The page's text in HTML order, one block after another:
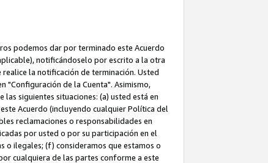
podemos dar por terminado este Acuerdo
notificándoselo por escrito a la otra
la notificación de terminación. Usted
"Configuración de la Cuenta". Asimismo,
siguientes situaciones: (a) usted está en
Acuerdo (incluyendo cualquier Política del
reclamaciones o responsabilidades en
por usted o por su participación en el
o ilegales; (f) consideramos que estamos o
cualquiera de las partes conforme a este